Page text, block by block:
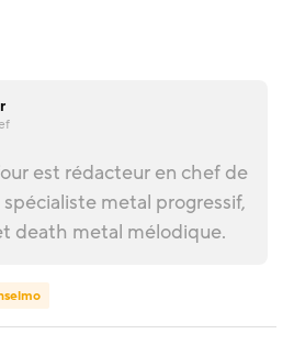
est rédacteur en chef de
metal progressif,
death metal mélodique.